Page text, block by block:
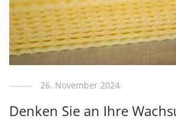
26. November 2024
Denken Sie an Ihre